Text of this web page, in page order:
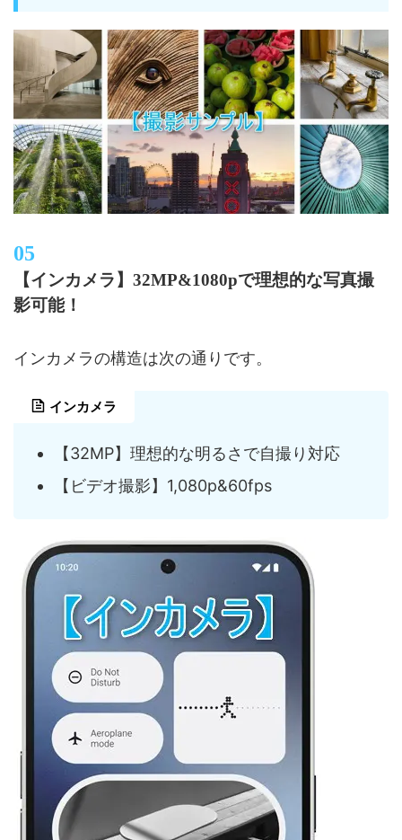
【インカメラ】32MP&1080pで理想的な写真撮
影可能！
インカメラの構造は次の通りです。
インカメラ
【32MP】理想的な明るさで自撮り対応
【ビデオ撮影】1,080p&60fps